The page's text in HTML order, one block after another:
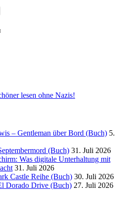
– Gentleman über Bord (Buch) 5.
(Buch) 31. Juli 2026
Was digitale Unterhaltung mit
31. Juli 2026
Castle Reihe (Buch) 30. Juli 2026
Dorado Drive (Buch) 27. Juli 2026